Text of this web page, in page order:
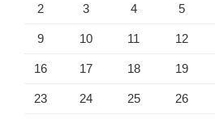
2 3 4 5
9 10 11 12
16 17 18 19
23 24 25 26